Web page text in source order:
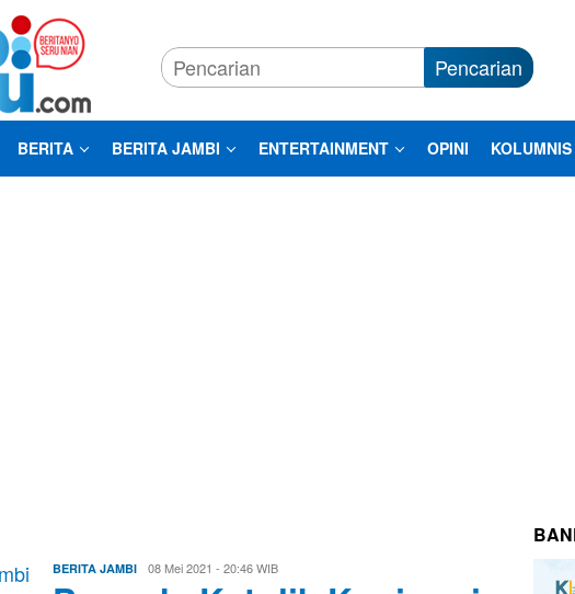
Pencarian
BERITA BERITA JAMBI ENTERTAINMENT OPINI KOLUMNIS
BERITA JAMBI Eri
Saputra
08 Mei 2021 - 20:46 WIB